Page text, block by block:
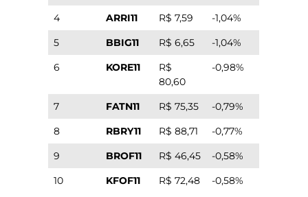
4
ARRI11 R$ 7,59
-1,04%
5
BBIG11 R$ 6,65
-1,04%
6
KORE11
R$
80,60
-0,98%
7 FATN11 R$ 75,35
-0,79%
8
RBRY11 R$ 88,71
-0,77%
9
BROF11 R$ 46,45
-0,58%
10
KFOF11 R$ 72,48 -0,58%